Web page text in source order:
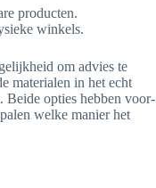
producten.
winkels.
om advies te
materialen in het echt
Beide opties hebben voor-
welke manier het